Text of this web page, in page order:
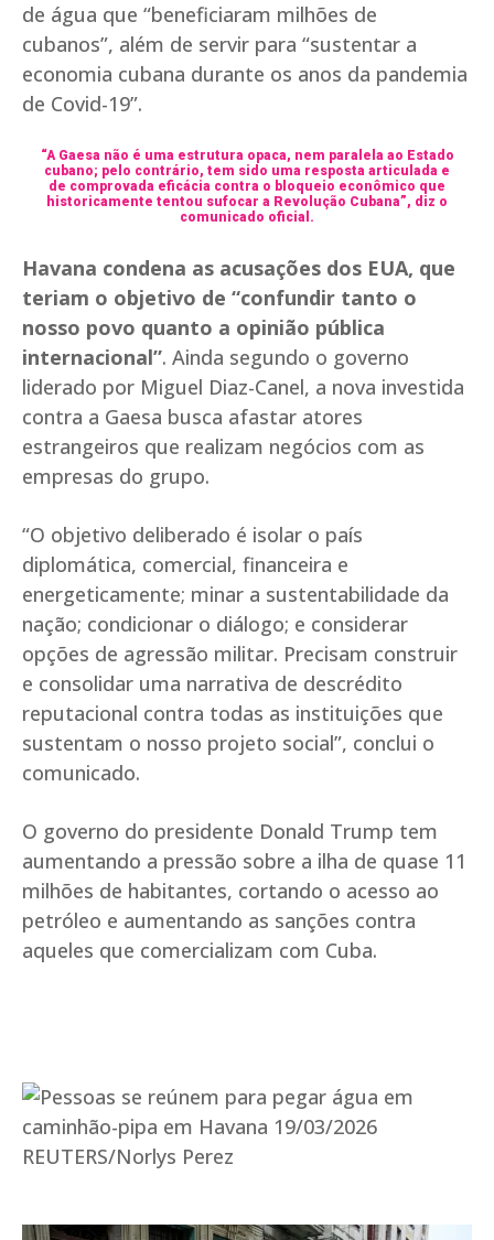
de água que “beneficiaram milhões de
cubanos”, além de servir para “sustentar a
economia cubana durante os anos da pandemia
de Covid-19”.
“A Gaesa não é uma estrutura opaca, nem paralela ao Estado
cubano; pelo contrário, tem sido uma resposta articulada e
de comprovada eficácia contra o bloqueio econômico que
historicamente tentou sufocar a Revolução Cubana”, diz o
comunicado oficial.
Havana condena as acusações dos EUA, que
teriam o objetivo de “confundir tanto o
nosso povo quanto a opinião pública
internacional”. Ainda segundo o governo
liderado por Miguel Diaz-Canel, a nova investida
contra a Gaesa busca afastar atores
estrangeiros que realizam negócios com as
empresas do grupo.
“O objetivo deliberado é isolar o país
diplomática, comercial, financeira e
energeticamente; minar a sustentabilidade da
nação; condicionar o diálogo; e considerar
opções de agressão militar. Precisam construir
e consolidar uma narrativa de descrédito
reputacional contra todas as instituições que
sustentam o nosso projeto social”, conclui o
comunicado.
O governo do presidente Donald Trump tem
aumentando a pressão sobre a ilha de quase 11
milhões de habitantes, cortando o acesso ao
petróleo e aumentando as sanções contra
aqueles que comercializam com Cuba.